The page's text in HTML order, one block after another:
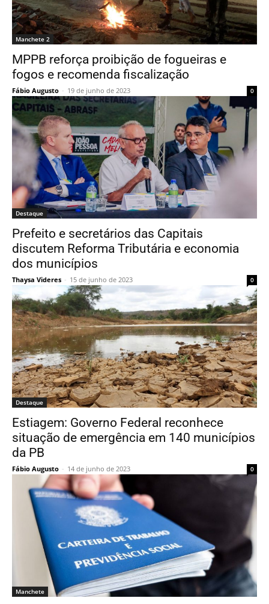
Manchete 2
MPPB reforça proibição de fogueiras e
fogos e recomenda fiscalização
Fábio Augusto - 19 de junho de 2023 0
Destaque
Prefeito e secretários das Capitais
discutem Reforma Tributária e economia
dos municípios
Thaysa Videres - 15 de junho de 2023 0
Destaque
Estiagem: Governo Federal reconhece
situação de emergência em 140 municípios
da PB
Fábio Augusto - 14 de junho de 2023 0
Manchete